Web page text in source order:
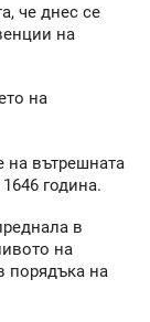
че днес се
на
на
на вътрешната
година.
в
на
порядъка на